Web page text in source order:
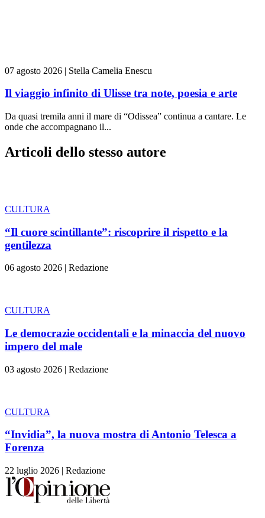
07 agosto 2026 | Stella Camelia Enescu
Il viaggio infinito di Ulisse tra note, poesia e arte
Da quasi tremila anni il mare di “Odissea” continua a cantare. Le
onde che accompagnano il...
Articoli dello stesso autore
CULTURA
“Il cuore scintillante”: riscoprire il rispetto e la
gentilezza
06 agosto 2026 | Redazione
CULTURA
Le democrazie occidentali e la minaccia del nuovo
impero del male
03 agosto 2026 | Redazione
CULTURA
“Invidia”, la nuova mostra di Antonio Telesca a
Forenza
22 luglio 2026 | Redazione